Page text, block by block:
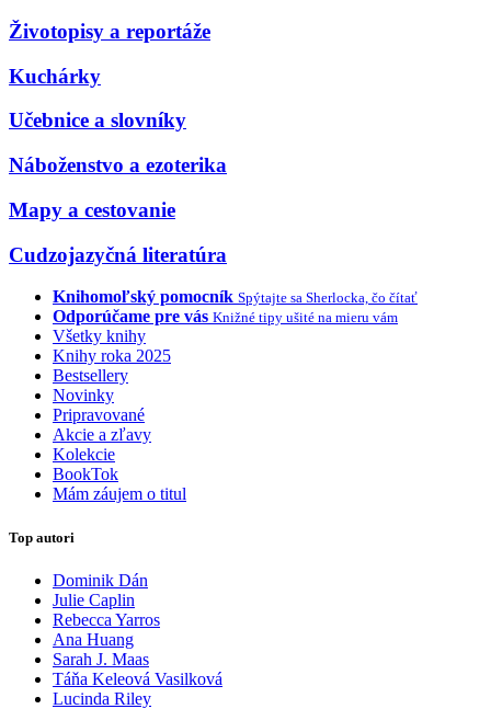
Životopisy a reportáže
Kuchárky
Učebnice a slovníky
Náboženstvo a ezoterika
Mapy a cestovanie
Cudzojazyčná literatúra
Knihomoľský pomocník Spýtajte sa Sherlocka, čo čítať
Odporúčame pre vás Knižné tipy ušité na mieru vám
Všetky knihy
Knihy roka 2025
Bestsellery
Novinky
Pripravované
Akcie a zľavy
Kolekcie
BookTok
Mám záujem o titul
Top autori
Dominik Dán
Julie Caplin
Rebecca Yarros
Ana Huang
Sarah J. Maas
Táňa Keleová Vasilková
Lucinda Riley